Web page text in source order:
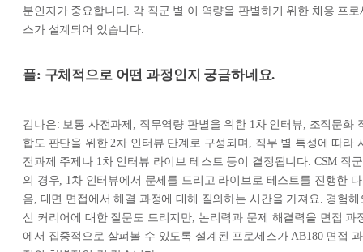
분인지가 중요합니다. 각 직군 별 이 역량을 판별하기 위한 채용 프로
스가 설계되어 있습니다.
플: 구체적으로 어떤 과정인지 궁금하네요.
김나은: 보통 사전과제, 직무역량 판별을 위한 1차 인터뷰, 조직문화
합도 판단을 위한 2차 인터뷰 단계로 구성되며, 직무 별 특성에 따라
전과제 주제나 1차 인터뷰 라이브 테스트 등이 결정됩니다. CSM 직군
의 경우, 1차 인터뷰에서 문제를 드리고 라이브로 테스트를 진행한 다
음, 대면 면접에서 해결 과정에 대해 질의하는 시간을 가져요. 경험해
신 커리어에 대한 질문도 드리지만, 논리력과 문제 해결력을 면접 과
에서 집중적으로 살펴볼 수 있도록 설계된 프로세스가 AB180 면접 과